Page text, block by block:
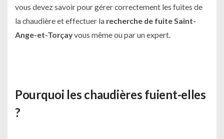
vous devez savoir pour gérer correctement les fuites de
la chaudière et effectuer la recherche de fuite Saint-
Ange-et-Torçayvous même ou par un expert.
Pourquoi les chaudières fuient-elles
?